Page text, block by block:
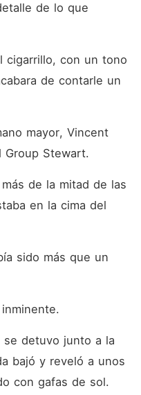
de lo que
cigarrillo, con un tono
de contarle un
mayor, Vincent
Group Stewart.
de la mitad de las
en la cima del
sido más que un
se detuvo junto a la
bajó y reveló a unos
con gafas de sol.